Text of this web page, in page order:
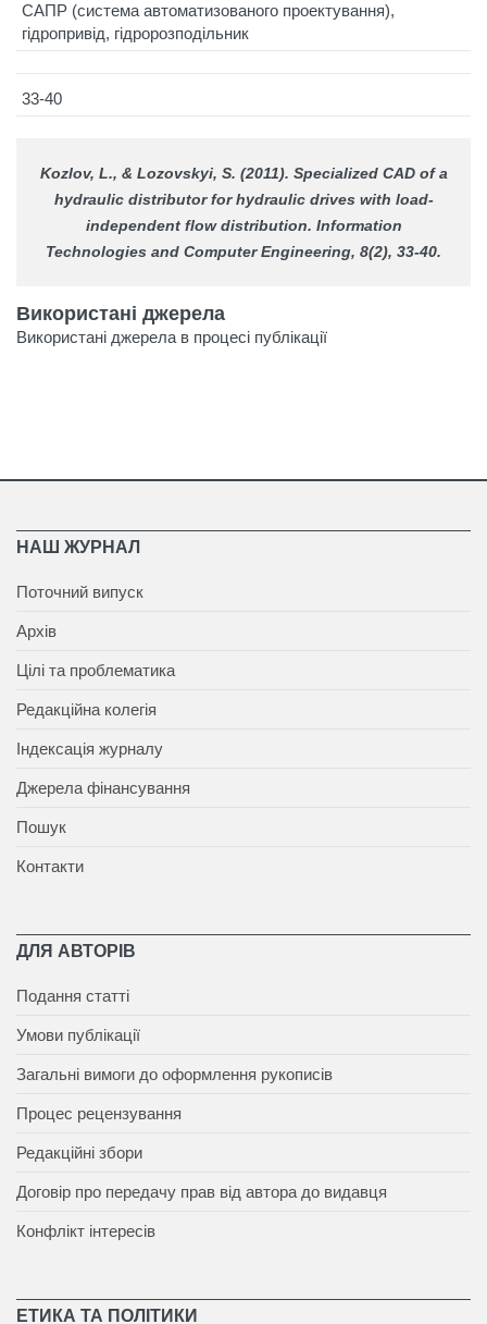
САПР (система автоматизованого проектування),
гідропривід, гідророзподільник
33-40
Kozlov, L., & Lozovskyi, S. (2011). Specialized CAD of a
hydraulic distributor for hydraulic drives with load-
independent flow distribution. Information
Technologies and Computer Engineering, 8(2), 33-40.
Використані джерела
Використані джерела в процесі публікації
НАШ ЖУРНАЛ
Поточний випуск
Архів
Цілі та проблематика
Редакційна колегія
Індексація журналу
Джерела фінансування
Пошук
Контакти
ДЛЯ АВТОРІВ
Подання статті
Умови публікації
Загальні вимоги до оформлення рукописів
Процес рецензування
Редакційні збори
Договір про передачу прав від автора до видавця
Конфлікт інтересів
ЕТИКА ТА ПОЛІТИКИ